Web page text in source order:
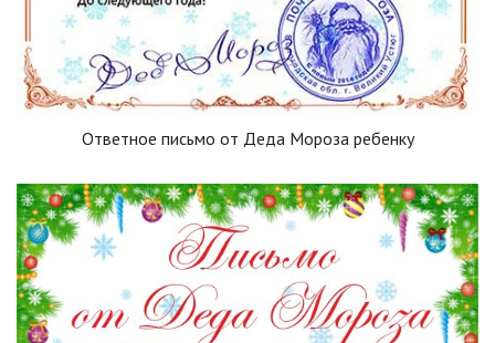
Ответное письмо от Деда Мороза ребенку